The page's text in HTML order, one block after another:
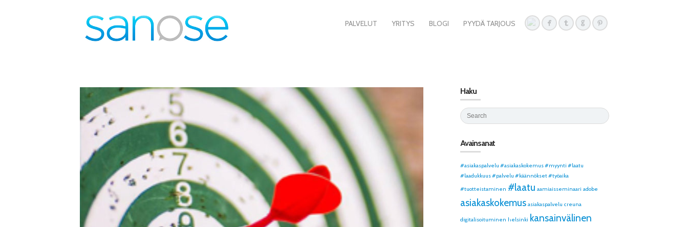
PALVELUT YRITYS BLOGI PYYDÄ TARJOUS
Haku
Avainsanat
#asiakaspalvelu #asiakaskokemus #myynti #laatu
#laadukkuus #palvelu #käännökset #työaika
#tuotteistaminen #laatu aamiaisseminaari adobe
asiakaskokemus asiakaspalvelu creuna
digitalisoituminen helsinki kansainvälinen